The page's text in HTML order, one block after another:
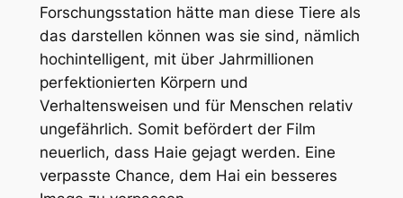
Forschungsstation hätte man diese Tiere als
das darstellen können was sie sind, nämlich
hochintelligent, mit über Jahrmillionen
perfektionierten Körpern und
Verhaltensweisen und für Menschen relativ
ungefährlich. Somit befördert der Film
neuerlich, dass Haie gejagt werden. Eine
verpasste Chance, dem Hai ein besseres